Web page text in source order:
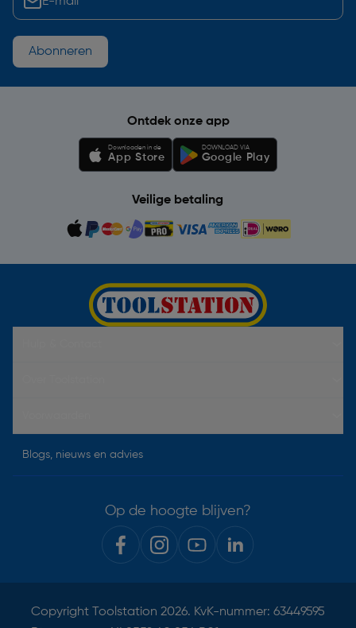
Abonneren
Ontdek onze app
Downloaden in de
App Store
DOWNLOAD VIA
Google Play
Veilige betaling
Blogs, nieuws en advies
Op de hoogte blijven?
Copyright Toolstation 2026. KvK-nummer: 63449595